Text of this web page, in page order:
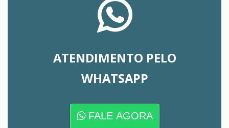
ATENDIMENTO PELO
WHATSAPP
FALE AGORA